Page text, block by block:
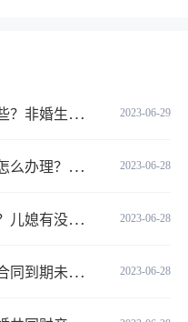
2023-06-29
什么？ 全球热点评
2023-06-28
准备哪些资料？
2023-06-28
老人的义务？
2023-06-28
么赔偿？ 当前速看